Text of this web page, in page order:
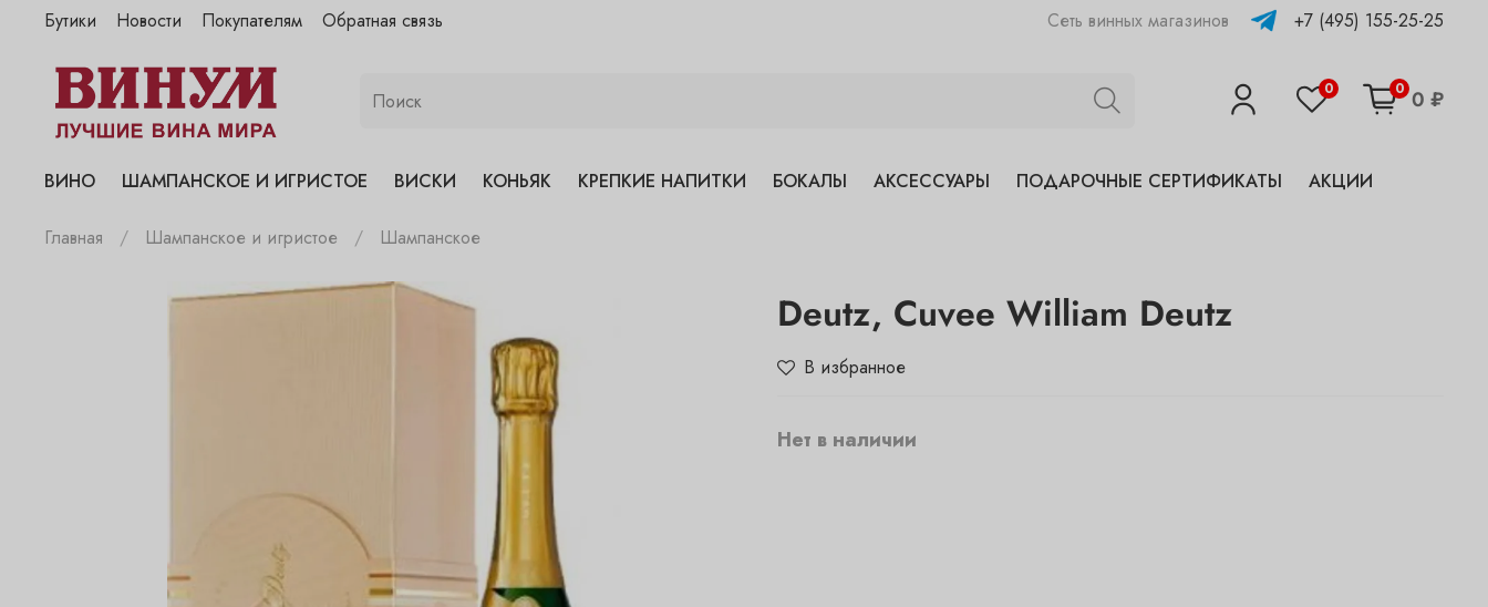
Бутики
"Винум" на Полянке
"Винум" на Гранатном
"Винум" на Сухаревском
"Винум" на Садовнической
Новости Покупателям Обратная связь Сеть винных магазинов +7 (495) 155-25-25
0 0 0 ₽
ВИНО ШАМПАНСКОЕ И ИГРИСТОЕ ВИСКИ КОНЬЯК КРЕПКИЕ НАПИТКИ БОКАЛЫ АКСЕССУАРЫ ПОДАРОЧНЫЕ СЕРТИФИКАТЫ АКЦИИ
Главная Шампанское и игристое Шампанское
Deutz, Cuvee William Deutz
В избранное
Нет в наличии